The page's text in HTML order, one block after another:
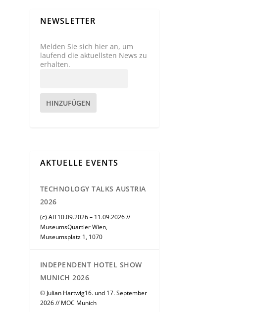
NEWSLETTER
Melden Sie sich hier an, um
laufend die aktuellsten News zu
erhalten.
HINZUFÜGEN
AKTUELLE EVENTS
TECHNOLOGY TALKS AUSTRIA
2026
(c) AIT10.09.2026 – 11.09.2026 //
MuseumsQuartier Wien,
Museumsplatz 1, 1070
INDEPENDENT HOTEL SHOW
MUNICH 2026
© Julian Hartwig16. und 17. September
2026 // MOC Munich